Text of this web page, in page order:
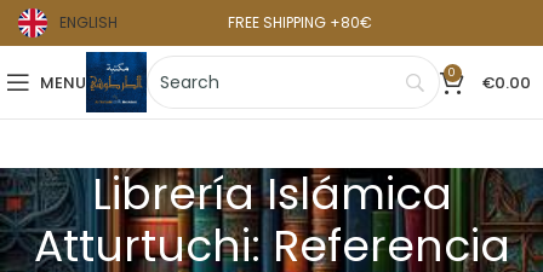
ENGLISH FREE SHIPPING +80€
MENU 0 €0.00
Librería Islámica
Atturtuchi: Referencia